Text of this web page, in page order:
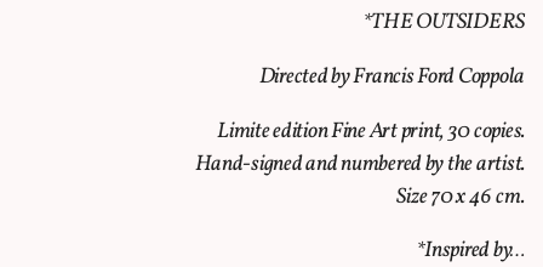
*THE OUTSIDERS
Directed by Francis Ford Coppola
Limite edition Fine Art print, 30 copies.
Hand-signed and numbered by the artist.
Size 70 x 46 cm.
*Inspired by…